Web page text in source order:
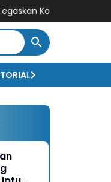
Komitmen Polri Dukung